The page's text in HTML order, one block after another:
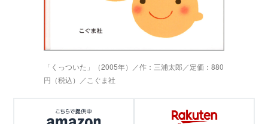
「くっついた」（2005年）／作：三浦太郎／定価：880
円（税込）／こぐま社